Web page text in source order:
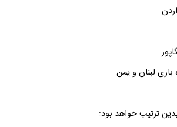
ترتیب خواهد بود: